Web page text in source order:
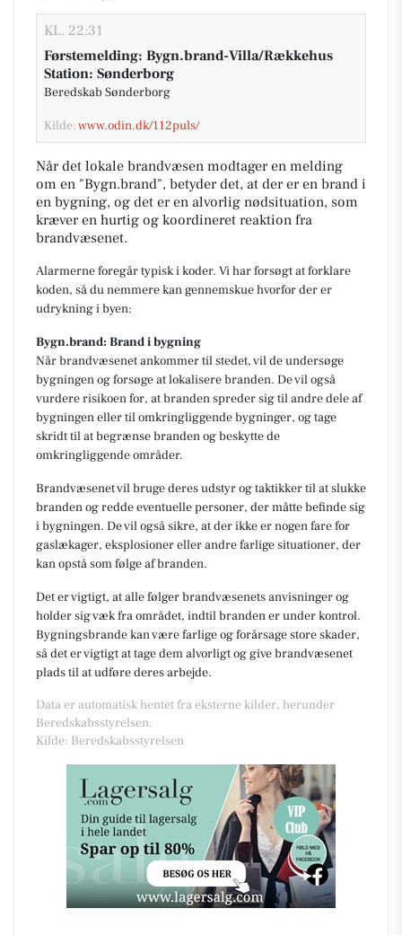
KL. 22:31
Førstemelding: Bygn.brand-Villa/Rækkehus
Station: Sønderborg
Beredskab Sønderborg
Kilde:www.odin.dk/112puls/
Når det lokale brandvæsen modtager en melding
om en "Bygn.brand", betyder det, at der er en brand i
en bygning, og det er en alvorlig nødsituation, som
kræver en hurtig og koordineret reaktion fra
brandvæsenet.
Alarmerne foregår typisk i koder. Vi har forsøgt at forklare
koden, så du nemmere kan gennemskue hvorfor der er
udrykning i byen:
Bygn.brand: Brand i bygning
Når brandvæsenet ankommer til stedet, vil de undersøge
bygningen og forsøge at lokalisere branden. De vil også
vurdere risikoen for, at branden spreder sig til andre dele af
bygningen eller til omkringliggende bygninger, og tage
skridt til at begrænse branden og beskytte de
omkringliggende områder.
Brandvæsenet vil bruge deres udstyr og taktikker til at slukke
branden og redde eventuelle personer, der måtte befinde sig
i bygningen. De vil også sikre, at der ikke er nogen fare for
gaslækager, eksplosioner eller andre farlige situationer, der
kan opstå som følge af branden.
Det er vigtigt, at alle følger brandvæsenets anvisninger og
holder sig væk fra området, indtil branden er under kontrol.
Bygningsbrande kan være farlige og forårsage store skader,
så det er vigtigt at tage dem alvorligt og give brandvæsenet
plads til at udføre deres arbejde.
Data er automatisk hentet fra eksterne kilder, herunder
Beredskabsstyrelsen.
Kilde: Beredskabsstyrelsen